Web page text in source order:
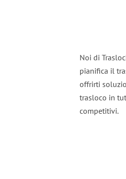
Noi di
pianifica il
offrirti
trasloco in
competitivi.